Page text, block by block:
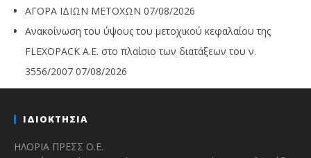
ΑΓΟΡΑ ΙΔΙΩΝ ΜΕΤΟΧΩΝ 07/08/2026
Ανακοίνωση του ύψους του μετοχικού κεφαλαίου της
FLEXOPACK A.E. στο πλαίσιο των διατάξεων του ν.
3556/2007 07/08/2026
ΙΔΙΟΚΤΗΣΙΑ
ΗΛΟΡΙΑ ΠΡΕΣΣ Ο.Ε.